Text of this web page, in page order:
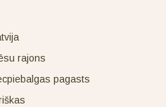
rajons
pagasts